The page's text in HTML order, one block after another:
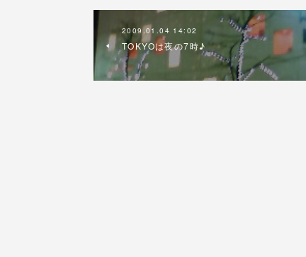
2009.01.04 14:02
TOKYOは夜の7時♪